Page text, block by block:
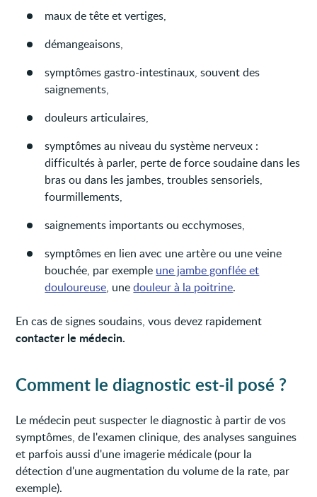
maux de tête et vertiges,
démangeaisons,
symptômes gastro-intestinaux, souvent des
saignements,
douleurs articulaires,
symptômes au niveau du système nerveux :
difficultés à parler, perte de force soudaine dans les
bras ou dans les jambes, troubles sensoriels,
fourmillements,
saignements importants ou ecchymoses,
symptômes en lien avec une artère ou une veine
bouchée, par exemple une jambe gonflée et
douloureuse, unedouleur à la poitrine.
En cas de signes soudains, vous devez rapidement
contacter le médecin.
Comment le diagnostic est-il posé ?
Le médecin peut suspecter le diagnostic à partir de vos
symptômes, de l'examen clinique, des analyses sanguines
et parfois aussi d'une imagerie médicale (pour la
détection d'une augmentation du volume de la rate, par
exemple).